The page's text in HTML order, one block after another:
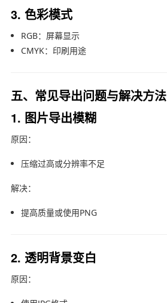
3. 色彩模式
RGB：屏幕显示
CMYK：印刷用途
五、常见导出问题与解决方法
1. 图片导出模糊
原因：
压缩过高或分辨率不足
解决：
提高质量或使用PNG
2. 透明背景变白
原因：